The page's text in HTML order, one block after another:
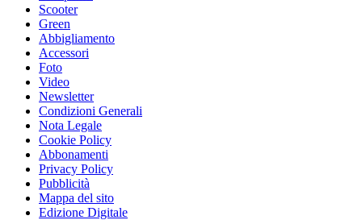
Scooter
Green
Abbigliamento
Accessori
Foto
Video
Newsletter
Condizioni Generali
Nota Legale
Cookie Policy
Abbonamenti
Privacy Policy
Pubblicità
Mappa del sito
Edizione Digitale